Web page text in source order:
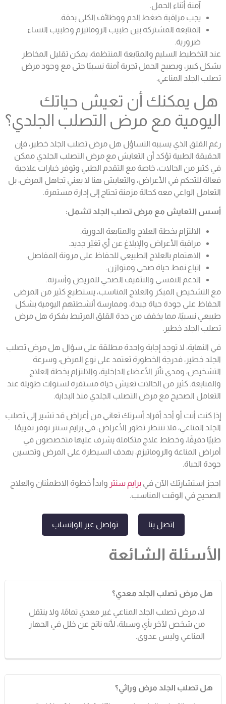
آمنة أثناء الحمل.
يجب مراقبة ضغط الدم ووظائف الكلى بدقة.
المتابعة المشتركة بين طبيب الروماتيزم وطبيب النساء
ضرورية.
عند التخطيط السليم والمتابعة المنتظمة، يمكن تقليل المخاطر
بشكل كبير، ويصبح الحمل تجربة آمنة نسبيًا حتى مع وجود مرض
تصلب الجلد المناعي.
هل يمكنك أن تعيش حياتك
اليومية مع مرض التصلب الجلدي؟
رغم القلق الذي يسببه التساؤل هل مرض تصلب الجلد خطير، فإن
الحقيقة الطبية تؤكد أن التعايش مع مرض التصلب الجلدي ممكن
في كثير من الحالات، خاصة مع التقدم الطبي وتوفر خيارات علاجية
فعالة للتحكم في الأعراض، والتعايش هنا لا يعني تجاهل المرض، بل
التعامل الواعي معه كحالة مزمنة تحتاج إلى إدارة مستمرة.
أسس التعايش مع مرض تصلب الجلد تشمل:
الالتزام بخطة العلاج والمتابعة الدورية.
مراقبة الأعراض والإبلاغ عن أي تغيّر جديد.
الاهتمام بالعلاج الطبيعي للحفاظ على مرونة المفاصل.
اتباع نمط حياة صحي ومتوازن.
الدعم النفسي والتثقيف الصحي للمريض وأسرته.
مع التشخيص المبكر والعلاج المناسب، يستطيع كثير من المرضى
الحفاظ على جودة حياة جيدة، وممارسة أنشطتهم اليومية بشكل
طبيعي نسبيًا، مما يخفف من حدة القلق المرتبط بفكرة هل مرض
تصلب الجلد خطير.
في النهاية، لا توجد إجابة واحدة مطلقة على سؤال هل مرض تصلب
الجلد خطير، فدرجة الخطورة تعتمد على نوع المرض، وسرعة
التشخيص، ومدى تأثر الأعضاء الداخلية، والالتزام بخطة العلاج
والمتابعة. كثير من الحالات تعيش حياة مستقرة لسنوات طويلة عند
التعامل الصحيح مع مرض التصلب الجلدي منذ البداية.
إذا كنت أنت أو أحد أفراد أسرتك تعاني من أعراض قد تشير إلى تصلب
الجلد المناعي، فلا تنتظر تطور الأعراض. في برايم سنتر نوفر تقييمًا
طبيًا دقيقًا، وخطط علاج متكاملة يشرف عليها متخصصون في
أمراض المناعة والروماتيزم، بهدف السيطرة على المرض وتحسين
جودة الحياة.
احجز استشارتك الآن في برايم سنتر وابدأ خطوة الاطمئنان والعلاج
الصحيح في الوقت المناسب.
اتصل بنا تواصل عبر الواتساب
الأسئلة الشائعة
هل مرض تصلب الجلد معدي؟
لا، مرض تصلب الجلد المناعي غير معدي تمامًا، ولا ينتقل
من شخص لآخر بأي وسيلة، لأنه ناتج عن خلل في الجهاز
المناعي وليس عدوى.
هل تصلب الجلد مرض وراثي؟